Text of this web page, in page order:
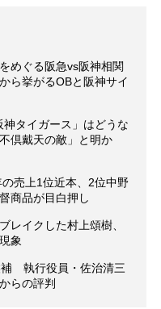
めぐる阪急vs阪神相関
ら挙がるOBと阪神サイ
タイガース」はどうな
倶戴天の敵」と明か
の売上1位近本、2位中野
商品が目白押し
レイクした村上頌樹、
象
補 執行役員・佐治清三
らの評判